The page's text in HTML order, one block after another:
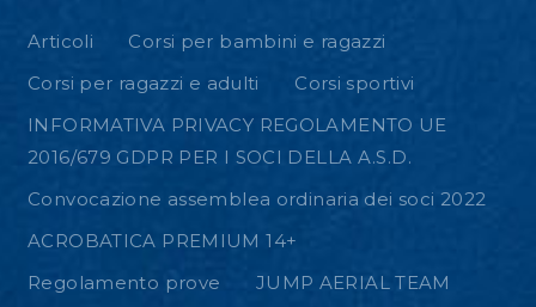
Articoli
Corsi per bambini e ragazzi
Corsi per ragazzi e adulti
Corsi sportivi
INFORMATIVA PRIVACY REGOLAMENTO UE
2016/679 GDPR PER I SOCI DELLA A.S.D.
Convocazione assemblea ordinaria dei soci 2022
ACROBATICA PREMIUM 14+
Regolamento prove
JUMP AERIAL TEAM